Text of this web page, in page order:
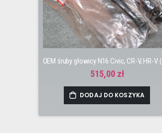
515,00 zł
DODAJ DO KOSZYKA